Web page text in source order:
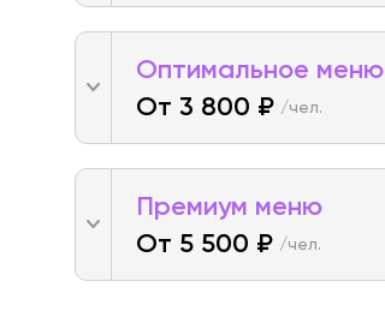
Оптимальное меню
От 3 800 ₽ /чел.
Премиум меню
От 5 500 ₽ /чел.